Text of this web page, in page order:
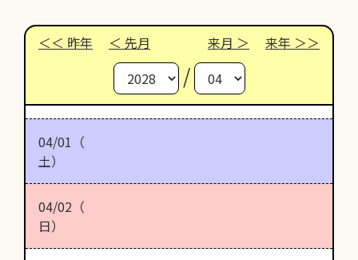
昨年 先月 来月 来年
/
04/01（
土）
04/02（
日）